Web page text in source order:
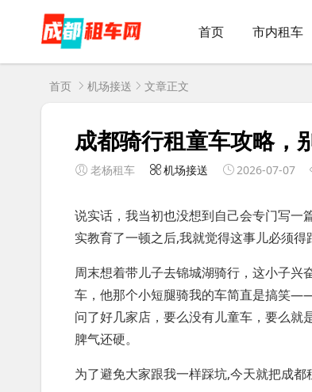
首页 市内租车
首页 机场接送 文章正文
成都骑行租童车攻略，
老杨租车 机场接送 2026-07-07
说实话，我当初也没想到自己会专门写一
实教育了一顿之后,我就觉得这事儿必须得
周末想着带儿子去锦城湖骑行，这小子
车，他那个小短腿骑我的车简直是搞笑
问了好几家店，要么没有儿童车，要么就
脾气还硬。
为了避免大家跟我一样踩坑,今天就把成都